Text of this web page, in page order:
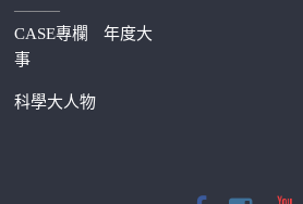
———
CASE專欄
年度大
事
科學大人物